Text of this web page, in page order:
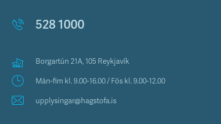
528 1000
Borgartún 21A, 105 Reykjavík
Mán-fim kl. 9.00-16.00 / Fös kl. 9.00-12.00
upplysingar@hagstofa.is